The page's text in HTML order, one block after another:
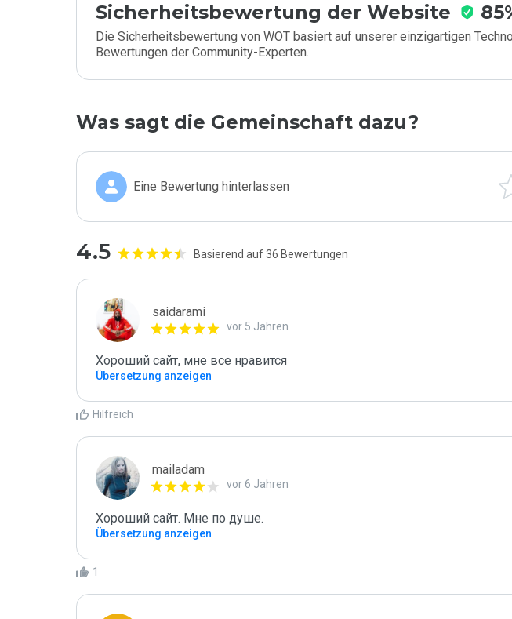
Sicherheitsbewertung der Website
Die Sicherheitsbewertung von WOT basiert auf unserer einzigartigen
Bewertungen der Community-Experten.
Was sagt die Gemeinschaft dazu?
Eine Bewertung hinterlassen
4.5 Basierend auf 36 Bewertungen
saidarami
vor 5 Jahren
Хороший сайт, мне все нравится
Übersetzung anzeigen
Hilfreich
mailadam
vor 6 Jahren
Хороший сайт. Мне по душе.
Übersetzung anzeigen
1